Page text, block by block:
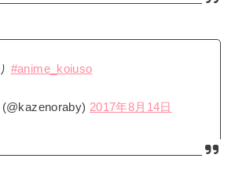
#anime_koiuso
2017年8月14日